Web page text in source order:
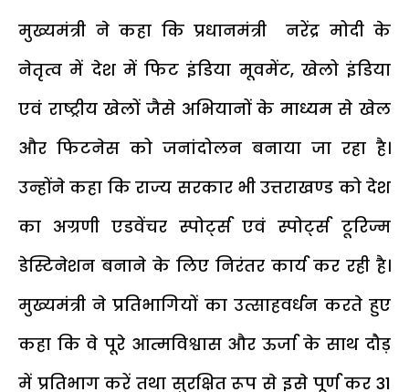
मुख्यमंत्री ने कहा कि प्रधानमंत्री नरेंद्र मोदी के
नेतृत्व में देश में फिट इंडिया मूवमेंट, खेलो इंडिया
एवं राष्ट्रीय खेलों जैसे अभियानों के माध्यम से खेल
और फिटनेस को जनांदोलन बनाया जा रहा है।
उन्होंने कहा कि राज्य सरकार भी उत्तराखण्ड को देश
का अग्रणी एडवेंचर स्पोर्ट्स एवं स्पोर्ट्स टूरिज्म
डेस्टिनेशन बनाने के लिए निरंतर कार्य कर रही है।
मुख्यमंत्री ने प्रतिभागियों का उत्साहवर्धन करते हुए
कहा कि वे पूरे आत्मविश्वास और ऊर्जा के साथ दौड़
में प्रतिभाग करें तथा सुरक्षित रूप से इसे पूर्ण कर 31